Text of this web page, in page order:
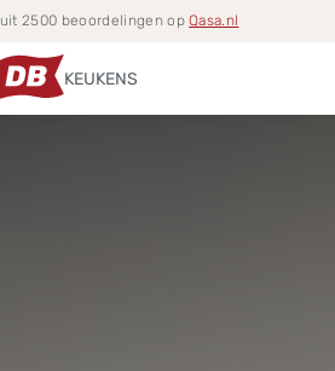
uit 2500 beoordelingen opQasa.nl
KEUKENS